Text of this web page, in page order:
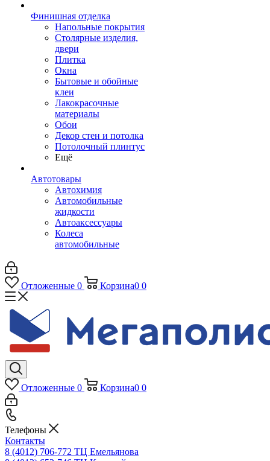
Финишная отделка
Напольные покрытия
Столярные изделия,
двери
Плитка
Окна
Бытовые и обойные
клеи
Лакокрасочные
материалы
Обои
Декор стен и потолка
Потолочный плинтус
Ещё
Автотовары
Автохимия
Автомобильные
жидкости
Автоаксессуары
Колеса
автомобильные
Отложенные 0 Корзина0 0
Отложенные 0 Корзина0 0
Телефоны
Контакты
8 (4012) 706-772 ТЦ Емельянова